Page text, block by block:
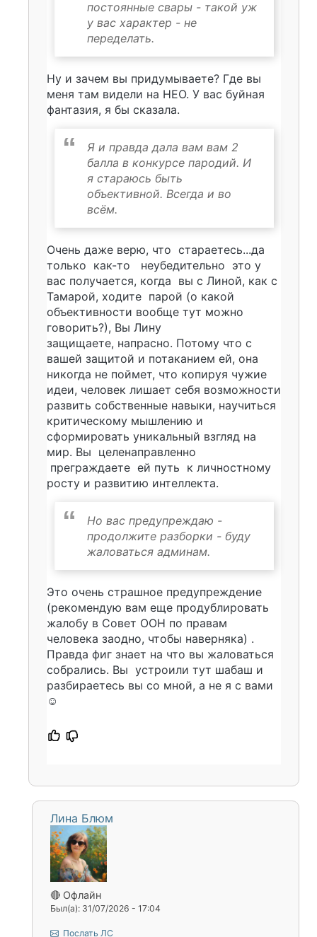
постоянные свары - такой уж
у вас характер - не
переделать.
Ну и зачем вы придумываете? Где вы
меня там видели на НЕО. У вас буйная
фантазия, я бы сказала.
Я и правда дала вам вам 2
балла в конкурсе пародий. И
я стараюсь быть
объективной. Всегда и во
всём.
Очень даже верю, что стараетесь...да
только как-то неубедительно это у
вас получается, когда вы с Линой, как с
Тамарой, ходите парой (о какой
объективности вообще тут можно
говорить?), Вы Лину
защищаете, напрасно. Потому что с
вашей защитой и потаканием ей, она
никогда не поймет, что копируя чужие
идеи, человек лишает себя возможности
развить собственные навыки, научиться
критическому мышлению и
сформировать уникальный взгляд на
мир. Вы целенаправленно
преграждаете ей путь к личностному
росту и развитию интеллекта.
Но вас предупреждаю -
продолжите разборки - буду
жаловаться админам.
Это очень страшное предупреждение
(рекомендую вам еще продублировать
жалобу в Совет ООН по правам
человека заодно, чтобы наверняка) .
Правда фиг знает на что вы жаловаться
собрались. Вы устроили тут шабаш и
разбираетесь вы со мной, а не я с вами
☺️
Лина Блюм
🔴 Офлайн
Был(а): 31/07/2026 - 17:04
Послать ЛС